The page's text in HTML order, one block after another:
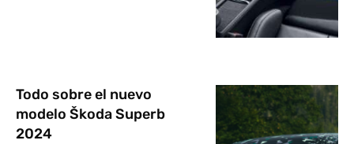
Todo sobre el nuevo
modelo Škoda Superb
2024